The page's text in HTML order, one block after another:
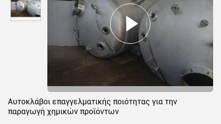
Αυτοκλάβοι επαγγελματικής ποιότητας για την
παραγωγή χημικών προϊόντων